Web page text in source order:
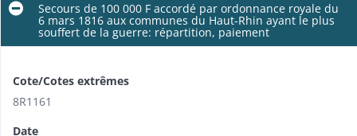
Secours de 100 000 F accordé par ordonnance royale du
6 mars 1816 aux communes du Haut-Rhin ayant le plus
souffert de la guerre: répartition, paiement
Cote/Cotes extrêmes
8R1161
Date